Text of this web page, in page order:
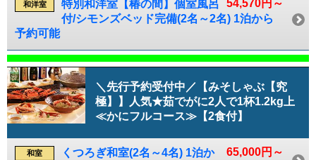
54,570円～
和洋室
特別和洋室【椿の間】個室風呂
付/シモンズベッド完備(2名～2名) 1泊から
予約可能
＼先行予約受付中／【みそしゃぶ【究
極】】人気★茹でがに2人で1杯1.2kg上
≪かにフルコース≫【2食付】
65,000円～
和室
くつろぎ和室(2名～4名) 1泊か